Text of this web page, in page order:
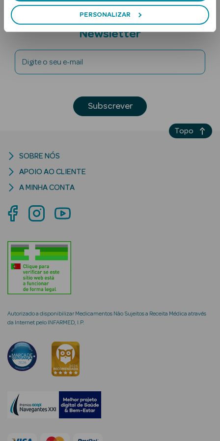
PERSONALIZAR
Rosto
Lábios
Solares Bebé e
Criança
Rosto e
Ver Tudo
Cosmética
Hidratantes
Séruns Faciais
Creme de Olhos
Subscreva a
Newsletter
Digite o seu e-mail
Subscrever
Autorizado a disponibilizar Medicamentos Não Sujeitos a Receita Médica através
da Internet pelo INFARMED, I.P.
SOBRE NÓS
APOIO AO CLIENTE
A MINHA CONTA
Topo